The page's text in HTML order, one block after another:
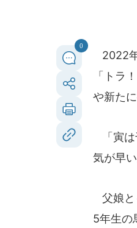
0
2022
「トラ
や新た
「寅は
気が早
父娘と
5年生の